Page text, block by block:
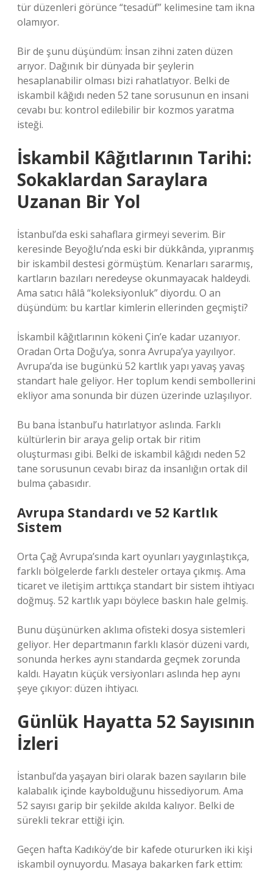
tür düzenleri görünce “tesadüf” kelimesine tam ikna
olamıyor.
Bir de şunu düşündüm: İnsan zihni zaten düzen
arıyor. Dağınık bir dünyada bir şeylerin
hesaplanabilir olması bizi rahatlatıyor. Belki de
iskambil kâğıdı neden 52 tane sorusunun en insani
cevabı bu: kontrol edilebilir bir kozmos yaratma
isteği.
İskambil Kâğıtlarının Tarihi:
Sokaklardan Saraylara
Uzanan Bir Yol
İstanbul’da eski sahaflara girmeyi severim. Bir
keresinde Beyoğlu’nda eski bir dükkânda, yıpranmış
bir iskambil destesi görmüştüm. Kenarları sararmış,
kartların bazıları neredeyse okunmayacak haldeydi.
Ama satıcı hâlâ “koleksiyonluk” diyordu. O an
düşündüm: bu kartlar kimlerin ellerinden geçmişti?
İskambil kâğıtlarının kökeni Çin’e kadar uzanıyor.
Oradan Orta Doğu’ya, sonra Avrupa’ya yayılıyor.
Avrupa’da ise bugünkü 52 kartlık yapı yavaş yavaş
standart hale geliyor. Her toplum kendi sembollerini
ekliyor ama sonunda bir düzen üzerinde uzlaşılıyor.
Bu bana İstanbul’u hatırlatıyor aslında. Farklı
kültürlerin bir araya gelip ortak bir ritim
oluşturması gibi. Belki de iskambil kâğıdı neden 52
tane sorusunun cevabı biraz da insanlığın ortak dil
bulma çabasıdır.
Avrupa Standardı ve 52 Kartlık
Sistem
Orta Çağ Avrupa’sında kart oyunları yaygınlaştıkça,
farklı bölgelerde farklı desteler ortaya çıkmış. Ama
ticaret ve iletişim arttıkça standart bir sistem ihtiyacı
doğmuş. 52 kartlık yapı böylece baskın hale gelmiş.
Bunu düşünürken aklıma ofisteki dosya sistemleri
geliyor. Her departmanın farklı klasör düzeni vardı,
sonunda herkes aynı standarda geçmek zorunda
kaldı. Hayatın küçük versiyonları aslında hep aynı
şeye çıkıyor: düzen ihtiyacı.
Günlük Hayatta 52 Sayısının
İzleri
İstanbul’da yaşayan biri olarak bazen sayıların bile
kalabalık içinde kaybolduğunu hissediyorum. Ama
52 sayısı garip bir şekilde akılda kalıyor. Belki de
sürekli tekrar ettiği için.
Geçen hafta Kadıköy’de bir kafede otururken iki kişi
iskambil oynuyordu. Masaya bakarken fark ettim: